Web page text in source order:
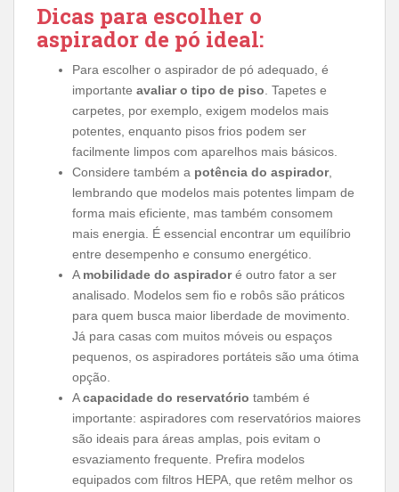
Dicas para escolher o
aspirador de pó ideal:
Para escolher o aspirador de pó adequado, é
importante avaliar o tipo de piso . Tapetes e
carpetes, por exemplo, exigem modelos mais
potentes, enquanto pisos frios podem ser
facilmente limpos com aparelhos mais básicos.
Considere também a potência do aspirador,
lembrando que modelos mais potentes limpam de
forma mais eficiente, mas também consomem
mais energia. É essencial encontrar um equilíbrio
entre desempenho e consumo energético.
A mobilidade do aspiradoré outro fator a ser
analisado. Modelos sem fio e robôs são práticos
para quem busca maior liberdade de movimento.
Já para casas com muitos móveis ou espaços
pequenos, os aspiradores portáteis são uma ótima
opção.
Acapacidade do reservatório também é
importante: aspiradores com reservatórios maiores
são ideais para áreas amplas, pois evitam o
esvaziamento frequente. Prefira modelos
equipados com filtros HEPA, que retêm melhor os